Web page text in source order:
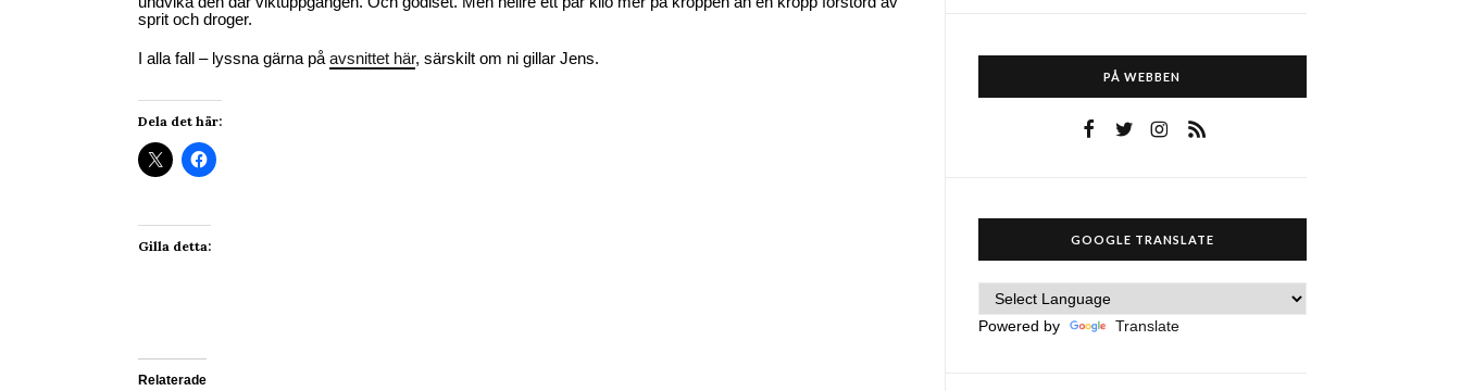
sprit och droger.
I alla fall – lyssna gärna på avsnittet här, särskilt om ni gillar Jens.
Dela det här:
Gilla detta:
Relaterade
PÅ WEBBEN
GOOGLE TRANSLATE
Powered by Translate